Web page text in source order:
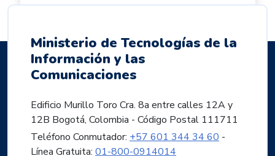
Ministerio de Tecnologías de la
Información y las
Comunicaciones
Edificio Murillo Toro Cra. 8a entre calles 12A y
12B Bogotá, Colombia - Código Postal 111711
Teléfono Conmutador: +57 601 344 34 60 -
Línea Gratuita: 01-800-0914014